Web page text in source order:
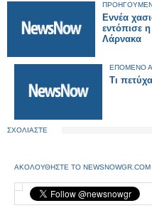
Εννέα
εντόπισε
Λάρνακα
ΕΠΟΜΕΝΟ
Τι
ΣΧΟΛΙΑΣΤΕ
ΑΚΟΛΟΥΘΗΣΤΕ ΤΟ NEWSNOWGR.COM